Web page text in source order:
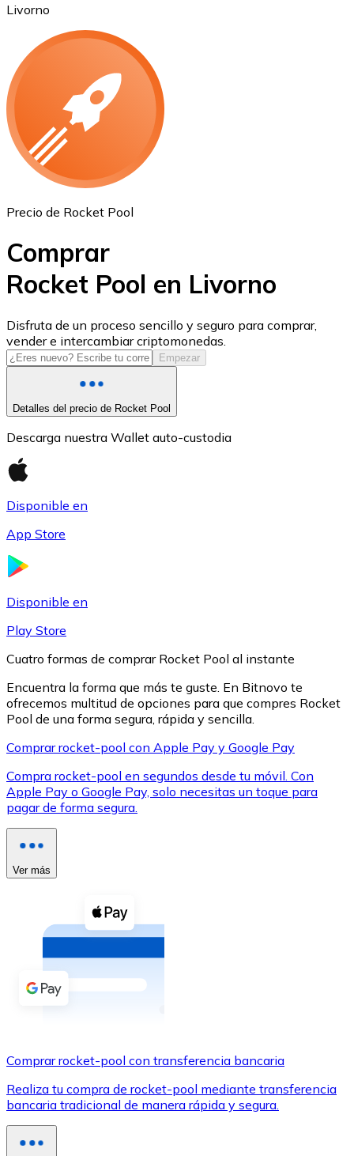
Ethereum
USD Coin
USDC
XRP
XRP
Ver todo
Compra criptomonedas con efectivo en tu tienda más
Comprar con efectivo
Transferencia SEPA
Utiliza tarjetas Visa y Mastercard para comprar
Comprar con tarjeta
Livorno
Precio de Rocket Pool
Comprar
Rocket Pool en Livorno
Disfruta de un proceso sencillo y seguro para comprar,
vender e intercambiar criptomonedas.
Empezar
Detalles del precio de Rocket Pool
Descarga nuestra Wallet auto-custodia
Disponible en
App Store
Disponible en
Play Store
Cuatro formas de comprar Rocket Pool al instante
Encuentra la forma que más te guste. En Bitnovo te
ofrecemos multitud de opciones para que compres Rocket
Pool de una forma segura, rápida y sencilla.
Comprar rocket-pool con Apple Pay y Google Pay
Compra rocket-pool en segundos desde tu móvil. Con
Apple Pay o Google Pay, solo necesitas un toque para
pagar de forma segura.
Ver más
Comprar rocket-pool con transferencia bancaria
Realiza tu compra de rocket-pool mediante transferencia
bancaria tradicional de manera rápida y segura.